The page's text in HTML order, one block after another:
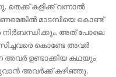
തെക്ക് കളിക്ക് വന്നാൽ
മാടമ്പിയെ കൊണ്ട്
‍നിര്‍ബന്ധിക്കും. അത് പോലെ
കൊണ്ടേ അവര്‍
അവര്‍ ഉണ്ടാക്കിയ കഥയും
അവര്‍ക്ക് കഴിഞ്ഞു.